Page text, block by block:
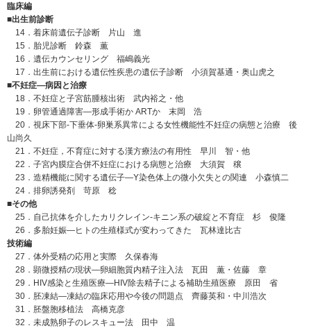
臨床編
■出生前診断
14．着床前遺伝子診断 片山 進
15．胎児診断 鈴森 薫
16．遺伝カウンセリング 福嶋義光
17．出生前における遺伝性疾患の遺伝子診断 小須賀基通・奥山虎之
■不妊症―病因と治療
18．不妊症と子宮筋腫核出術 武内裕之・他
19．卵管通過障害―形成手術か ARTか 末岡 浩
20．視床下部-下垂体-卵巣系異常による女性機能性不妊症の病態と治療 後
山尚久
21．不妊症，不育症に対する漢方療法の有用性 早川 智・他
22．子宮内膜症合併不妊症における病態と治療 大須賀 穣
23．造精機能に関する遺伝子―Y染色体上の微小欠失との関連 小森慎二
24．排卵誘発剤 苛原 稔
■その他
25．自己抗体を介したカリクレイン-キニン系の破綻と不育症 杉 俊隆
26．多胎妊娠―ヒトの生殖様式が変わってきた 瓦林達比古
技術編
27．体外受精の応用と実際 久保春海
28．顕微授精の現状―卵細胞質内精子注入法 瓦田 薫・佐藤 章
29．HIV感染と生殖医療―HIV除去精子による補助生殖医療 原田 省
30．胚凍結―凍結の臨床応用や今後の問題点 齊藤英和・中川浩次
31．胚盤胞移植法 高橋克彦
32．未成熟卵子のレスキュー法 田中 温